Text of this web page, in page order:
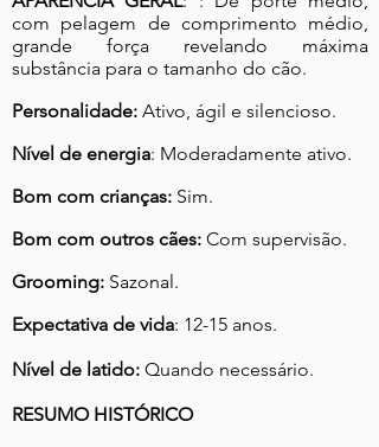
com pelagem de comprimento médio,
grande força revelando máxima
substância para o tamanho do cão.
Personalidade: Ativo, ágil e silencioso.
Nível de energia: Moderadamente ativo.
Bom com crianças: Sim.
Bom com outros cães: Com supervisão.
Grooming: Sazonal.
Expectativa de vida: 12-15 anos.
Nível de latido: Quando necessário.
RESUMO HISTÓRICO